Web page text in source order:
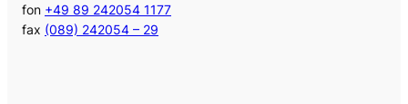
fon +49 89 242054 1177
fax (089) 242054 – 29